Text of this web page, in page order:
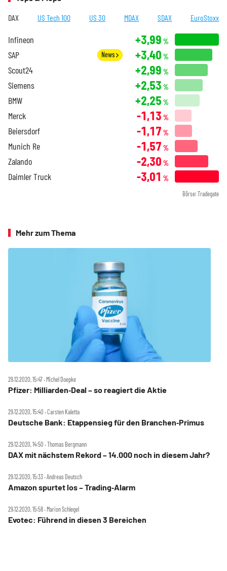
DAX US Tech 100 US 30 MDAX SDAX EuroStoxx
Infineon +3,99 %
SAP News +3,40 %
Scout24 +2,99 %
Siemens +2,53 %
BMW +2,25 %
Merck -1,13 %
Beiersdorf -1,17 %
Munich Re -1,57 %
Zalando -2,30 %
Daimler Truck -3,01 %
Börse: Tradegate
Mehr zum Thema
29.12.2020, 15:47 ‧ Michel Doepke
Pfizer: Milliarden‑Deal – so reagiert die Aktie
29.12.2020, 15:40 ‧ Carsten Kaletta
Deutsche Bank: Etappensieg für den Branchen‑Primus
29.12.2020, 14:50 ‧ Thomas Bergmann
DAX mit nächstem Rekord – 14.000 noch in diesem Jahr?
29.12.2020, 15:33 ‧ Andreas Deutsch
Amazon spurtet los – Trading‑Alarm
29.12.2020, 15:58 ‧ Marion Schlegel
Evotec: Führend in diesen 3 Bereichen